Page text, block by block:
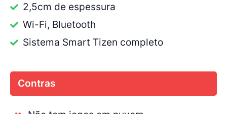
2,5cm de espessura
Wi-Fi, Bluetooth
Sistema Smart Tizen completo
Contras